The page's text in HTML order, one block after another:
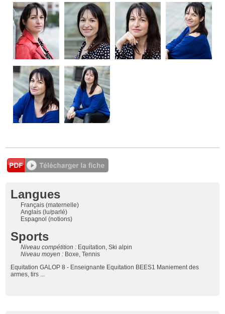
Langues
Français (maternelle)
Anglais (lu/parlé)
Espagnol (notions)
Sports
Niveau compétition : Equitation, Ski alpin
Niveau moyen : Boxe, Tennis
Equitation GALOP 8 - Enseignante Equitation BEES1 Maniement des
armes, tirs ...